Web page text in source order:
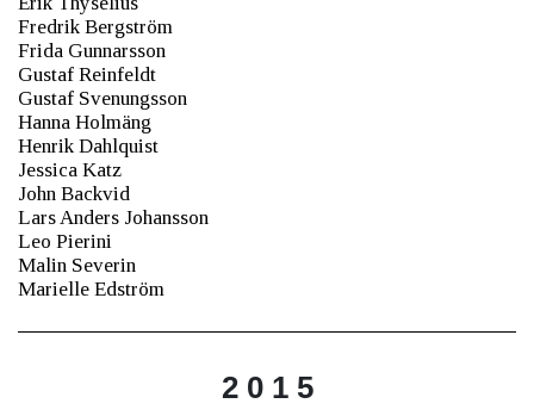
Fredrik Bergström
Frida Gunnarsson
Gustaf Reinfeldt
Gustaf Svenungsson
Hanna Holmäng
Henrik Dahlquist
Jessica Katz
John Backvid
Lars Anders Johansson
Leo Pierini
Malin Severin
Marielle Edström
2 0 1 5